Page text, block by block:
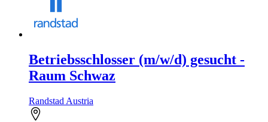
Betriebsschlosser (m/w/d) gesucht -
Raum Schwaz
Randstad Austria